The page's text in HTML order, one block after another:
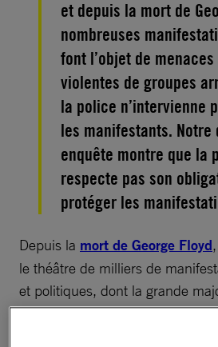
et depuis la mort de
nombreuses
font l’objet de menaces
violentes de groupes
la police n’intervienne
les manifestants. Notre
enquête montre que la
respecte pas son
protéger les
Depuis la mort de George Floyd
le théâtre de milliers de
et politiques, dont la grande
pacifique. De mai à septembre
observé au moins 200 cas